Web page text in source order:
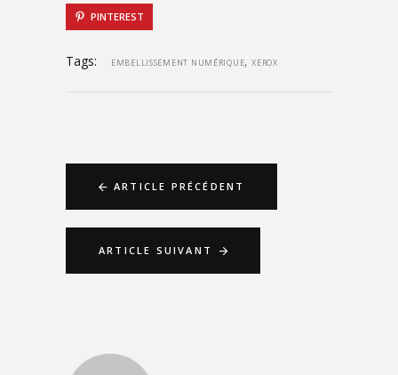
PINTEREST
Tags: EMBELLISSEMENT NUMÉRIQUE,XEROX
ARTICLE PRÉCÉDENT
ARTICLE SUIVANT